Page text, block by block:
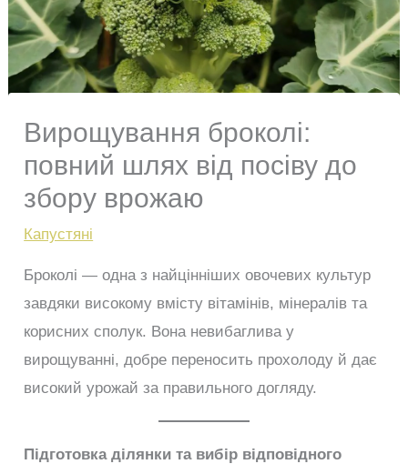
Вирощування броколі:
повний шлях від посіву до
збору врожаю
Капустяні
Броколі — одна з найцінніших овочевих культур
завдяки високому вмісту вітамінів, мінералів та
корисних сполук. Вона невибаглива у
вирощуванні, добре переносить прохолоду й дає
високий урожай за правильного догляду.
Підготовка ділянки та вибір відповідного